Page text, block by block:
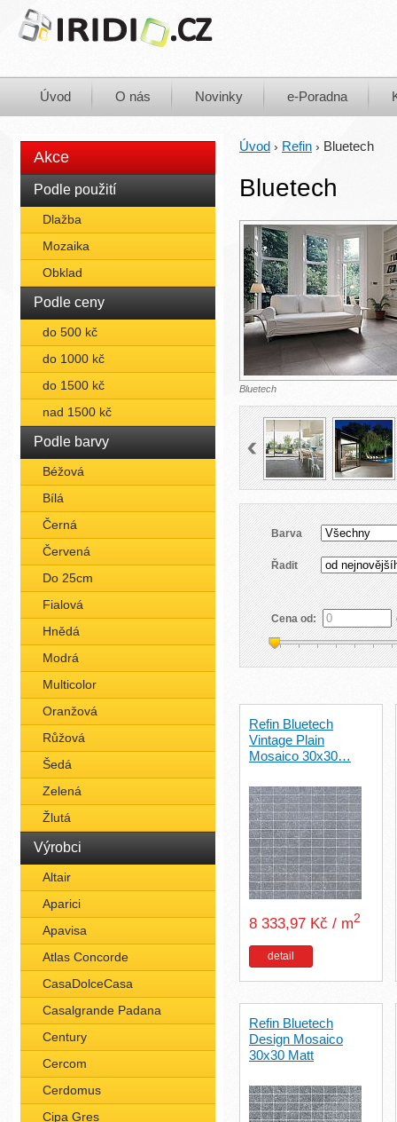
Úvod O nás Novinky e-Poradna
Akce
Podle použití
Dlažba
Mozaika
Obklad
Podle ceny
do 500 kč
do 1000 kč
do 1500 kč
nad 1500 kč
Podle barvy
Béžová
Bílá
Černá
Červená
Do 25cm
Fialová
Hnědá
Modrá
Multicolor
Oranžová
Růžová
Šedá
Zelená
Žlutá
Výrobci
Altair
Aparici
Apavisa
Atlas Concorde
CasaDolceCasa
Casalgrande Padana
Century
Cercom
Cerdomus
Cipa Gres
Úvod › Refin › Bluetech
Bluetech
Bluetech
Barva
Řadit
Cena od:
Refin Bluetech
Vintage Plain
Mosaico 30x30…
8 333,97 Kč / m2
detail
Refin Bluetech
Design Mosaico
30x30 Matt